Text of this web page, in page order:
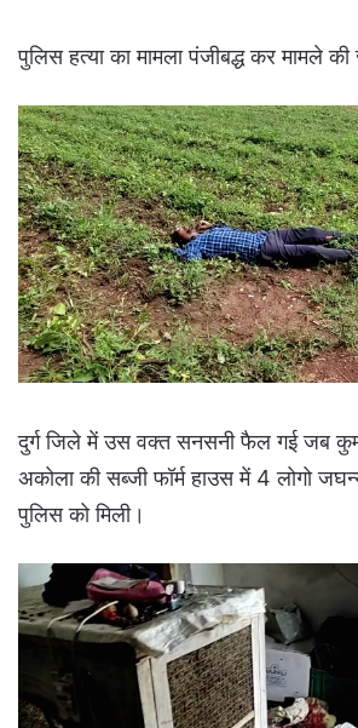
पुलिस हत्या का मामला पंजीबद्ध कर मामले
दुर्ग जिले में उस वक्त सनसनी फैल गई जब
अकोला की सब्जी फॉर्म हाउस में 4 लोगो
पुलिस को मिली।